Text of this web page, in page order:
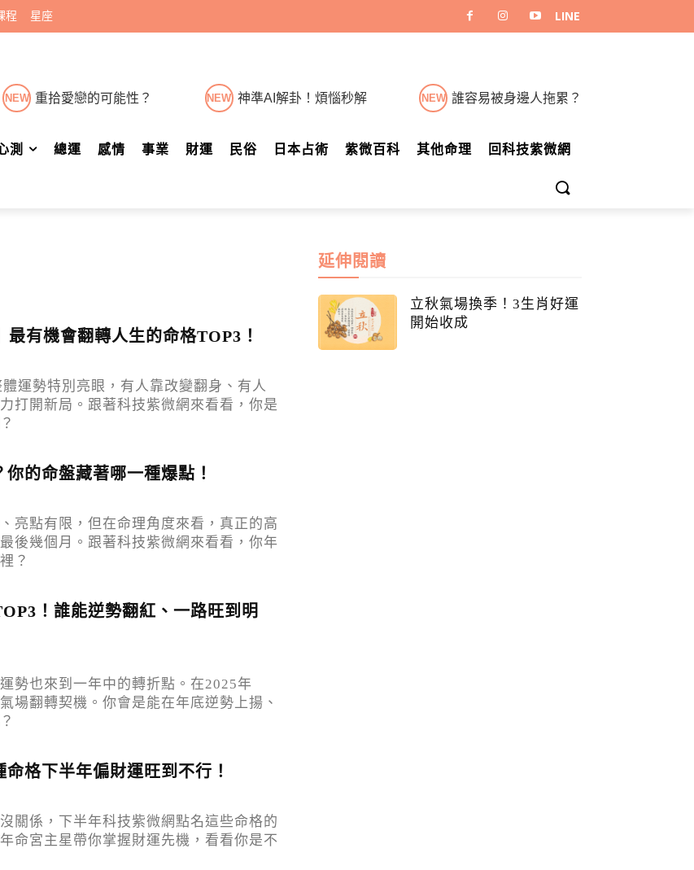
程 星座
NEW 重拾愛戀的可能性？ NEW 神準AI解卦！煩惱秒解 NEW 誰容易被身邊人拖累？
測 總運 感情 事業 財運 民俗 日本占術 紫微百科 其他命理 回科技紫微網
最有機會翻轉人生的命格TOP3！
運勢特別亮眼，有人靠改變翻身、有人
打開新局。跟著科技紫微網來看看，你是
的命盤藏著哪一種爆點！
亮點有限，但在命理角度來看，真正的高
後幾個月。跟著科技紫微網來看看，你年
？
！誰能逆勢翻紅、一路旺到明
勢也來到一年中的轉折點。在2025年
場翻轉契機。你會是能在年底逆勢上揚、
格下半年偏財運旺到不行！
關係，下半年科技紫微網點名這些命格的
命宮主星帶你掌握財運先機，看看你是不
延伸閱讀
立秋氣場換季！3生肖好運
開始收成